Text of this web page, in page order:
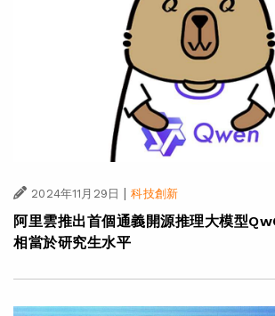
2024年11月29日 | 科技創新
阿里雲推出首個通義開源推理大模型
相當於研究生水平